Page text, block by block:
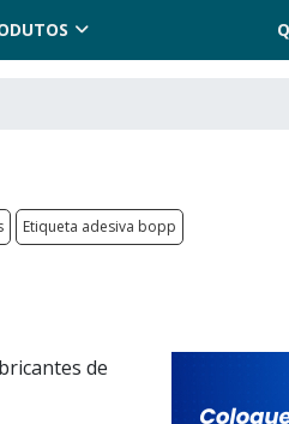
Etiqueta adesiva bopp
de